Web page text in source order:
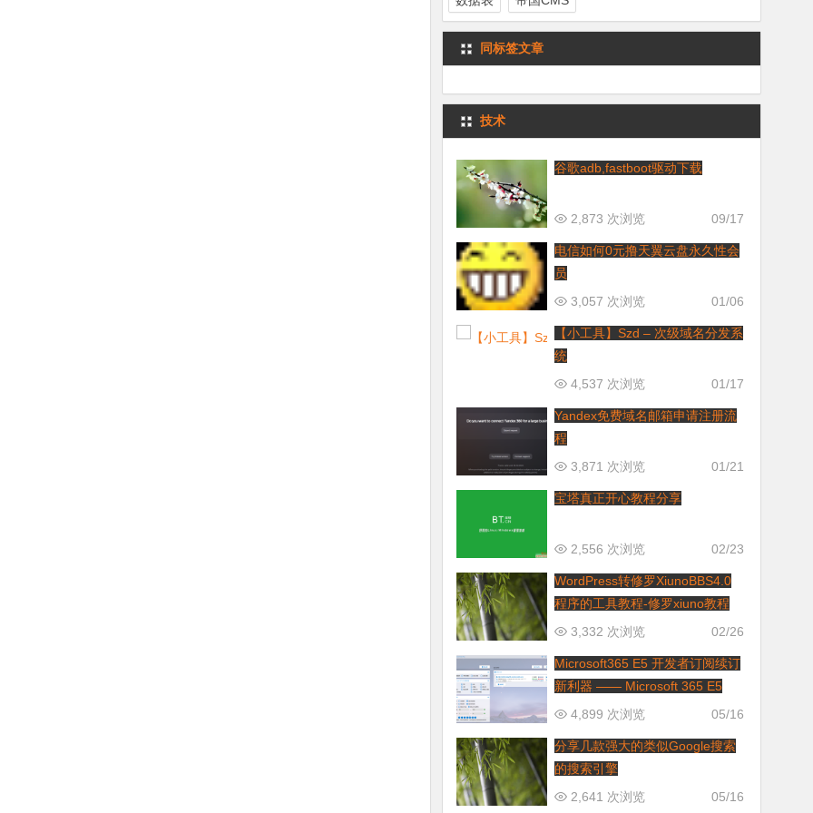
同标签文章
技术
谷歌adb,fastboot驱动下载
09/17
2,873 次浏览
电信如何0元撸天翼云盘永久性会
员
01/06
3,057 次浏览
【小工具】Szd – 次级域名分发系
统
01/17
4,537 次浏览
Yandex免费域名邮箱申请注册流
程
01/21
3,871 次浏览
宝塔真正开心教程分享
02/23
2,556 次浏览
WordPress转修罗XiunoBBS4.0
程序的工具教程-修罗xiuno教程
02/26
3,332 次浏览
Microsoft365 E5 开发者订阅续订
新利器 —— Microsoft 365 E5
Renew Plus
05/16
4,899 次浏览
分享几款强大的类似Google搜索
的搜索引擎
05/16
2,641 次浏览